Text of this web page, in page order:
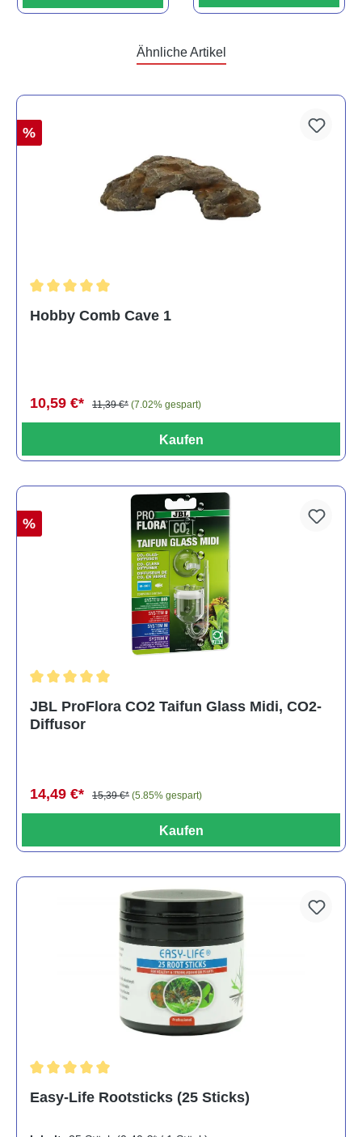
Ähnliche Artikel
%
Hobby Comb Cave 1
10,59 €* 11,39 €* (7.02% gespart)
Kaufen
%
JBL ProFlora CO2 Taifun Glass Midi, CO2-
Diffusor
14,49 €* 15,39 €* (5.85% gespart)
Kaufen
Easy-Life Rootsticks (25 Sticks)